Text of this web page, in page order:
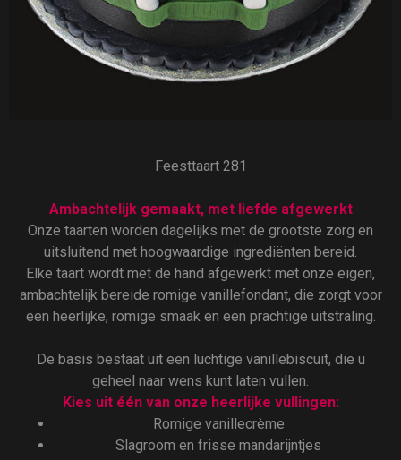
Feesttaart 281
Ambachtelijk gemaakt, met liefde afgewerkt
Onze taarten worden dagelijks met de grootste zorg en
uitsluitend met hoogwaardige ingrediënten bereid.
Elke taart wordt met de hand afgewerkt met onze eigen,
ambachtelijk bereide romige vanillefondant, die zorgt voor
een heerlijke, romige smaak en een prachtige uitstraling.
De basis bestaat uit een luchtige vanillebiscuit, die u
geheel naar wens kunt laten vullen.
Kies uit één van onze heerlijke vullingen:
Romige vanillecrème
Slagroom en frisse mandarijntjes